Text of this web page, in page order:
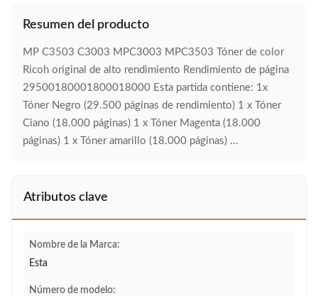
Resumen del producto
MP C3503 C3003 MPC3003 MPC3503 Tóner de color
Ricoh original de alto rendimiento Rendimiento de página
29500180001800018000 Esta partida contiene: 1x
Tóner Negro (29.500 páginas de rendimiento) 1 x Tóner
Ciano (18.000 páginas) 1 x Tóner Magenta (18.000
páginas) 1 x Tóner amarillo (18.000 páginas) ...
Atributos clave
Nombre de la Marca:
Esta
Número de modelo: